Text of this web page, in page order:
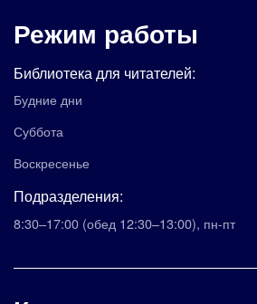
Режим работы
Библиотека для читателей:
Будние дни
Суббота
Воскресенье
Подразделения:
8:30–17:00 (обед 12:30–13:00), пн-пт